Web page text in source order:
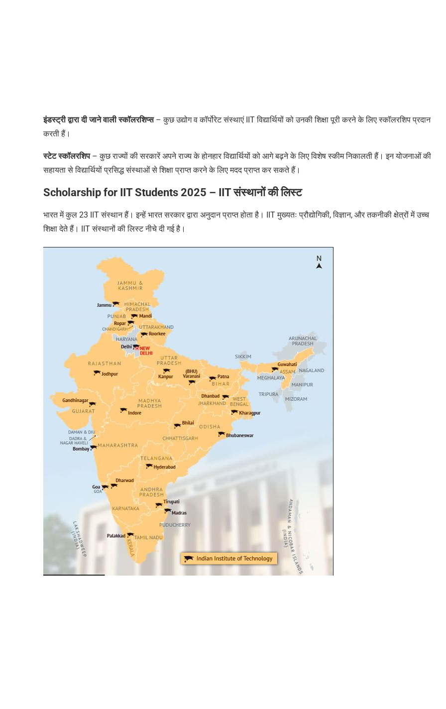
इंडस्ट्री द्वारा दी जाने वाली स्कॉलरशिप्स– कुछ उद्योग व कॉर्पोरेट संस्थाएं IITविद्यार्थियों को उनकी शिक्षा पूरी करने के लिए स्कॉलरशिप प्रदान
करती हैं।
स्टेट स्कॉलरशिप– कुछ राज्यों की सरकारें अपने राज्य के होनहार विद्यार्थियों को आगे बढ़ने के लिए विशेष स्कीम निकालती हैं। इन योजनाओं की
सहायता से विद्यार्थियों प्रसिद्ध संस्थाओं से शिक्षा प्राप्त करने के लिए मदद प्राप्त कर सकते हैं।
Scholarship for IIT Students 2025 – IITसंस्थानों की लिस्ट
भारत में कुल 23 IITसंस्थान हैं। इन्हें भारत सरकार द्वारा अनुदान प्राप्त होता है। IITमुख्यतः प्रौद्योगिकी,विज्ञान, और तकनीकी क्षेत्रों में उच्च
शिक्षा देते हैं। IITसंस्थानों की लिस्ट नीचे दी गई है।